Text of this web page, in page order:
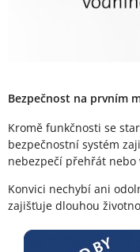
Bezpečnost na prvním
Kromě funkčnosti se
bezpečnostní systém
nebezpečí přehřát
Konvici nechybí ani
zajišťuje dlouhou